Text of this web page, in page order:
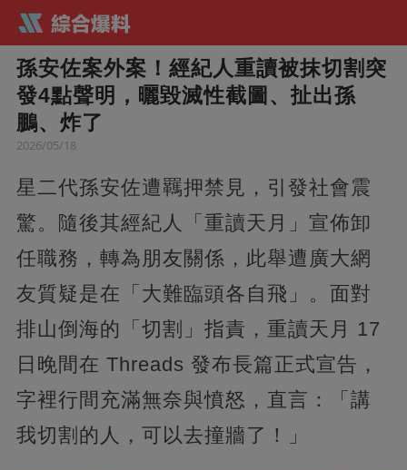
孫安佐案外案！經紀人重讀被抹切割突
發4點聲明，曬毀滅性截圖、扯出孫
鵬、炸了
2026/05/18
星二代孫安佐遭羈押禁見，引發社會震
驚。隨後其經紀人「重讀天月」宣佈卸
任職務，轉為朋友關係，此舉遭廣大網
友質疑是在「大難臨頭各自飛」。面對
排山倒海的「切割」指責，重讀天月 17
日晚間在 Threads 發布長篇正式宣告，
字裡行間充滿無奈與憤怒，直言：「講
我切割的人，可以去撞牆了！」